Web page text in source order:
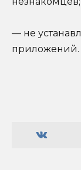
— не
приложений.